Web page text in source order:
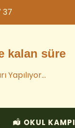
37
kalan süre
Yapılıyor…
OKUL KAMPI